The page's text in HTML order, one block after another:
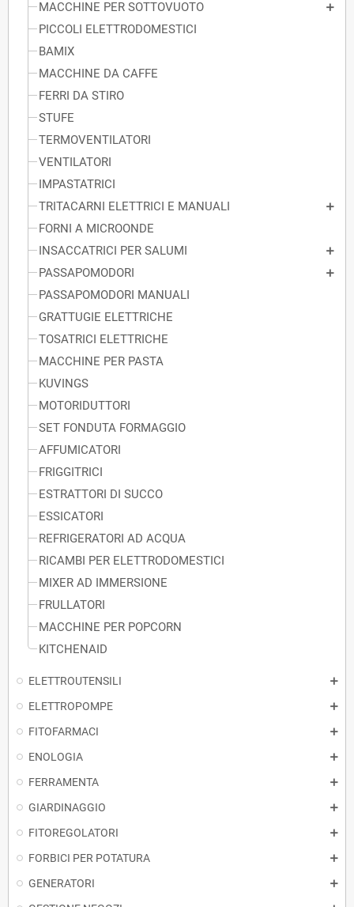
MACCHINE PER SOTTOVUOTO
PICCOLI ELETTRODOMESTICI
BAMIX
MACCHINE DA CAFFE
FERRI DA STIRO
STUFE
TERMOVENTILATORI
VENTILATORI
IMPASTATRICI
TRITACARNI ELETTRICI E MANUALI
FORNI A MICROONDE
INSACCATRICI PER SALUMI
PASSAPOMODORI
PASSAPOMODORI MANUALI
GRATTUGIE ELETTRICHE
TOSATRICI ELETTRICHE
MACCHINE PER PASTA
KUVINGS
MOTORIDUTTORI
SET FONDUTA FORMAGGIO
AFFUMICATORI
FRIGGITRICI
ESTRATTORI DI SUCCO
ESSICATORI
REFRIGERATORI AD ACQUA
RICAMBI PER ELETTRODOMESTICI
MIXER AD IMMERSIONE
FRULLATORI
MACCHINE PER POPCORN
KITCHENAID
ELETTROUTENSILI
ELETTROPOMPE
FITOFARMACI
ENOLOGIA
FERRAMENTA
GIARDINAGGIO
FITOREGOLATORI
FORBICI PER POTATURA
GENERATORI